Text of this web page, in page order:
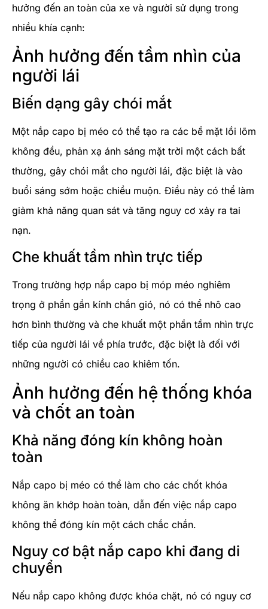
hưởng đến an toàn của xe và người sử dụng trong
nhiều khía cạnh:
Ảnh hưởng đến tầm nhìn của
người lái
Biến dạng gây chói mắt
Một nắp capo bị méo có thể tạo ra các bề mặt lồi lõm
không đều, phản xạ ánh sáng mặt trời một cách bất
thường, gây chói mắt cho người lái, đặc biệt là vào
buổi sáng sớm hoặc chiều muộn. Điều này có thể làm
giảm khả năng quan sát và tăng nguy cơ xảy ra tai
nạn.
Che khuất tầm nhìn trực tiếp
Trong trường hợp nắp capo bị móp méo nghiêm
trọng ở phần gần kính chắn gió, nó có thể nhô cao
hơn bình thường và che khuất một phần tầm nhìn trực
tiếp của người lái về phía trước, đặc biệt là đối với
những người có chiều cao khiêm tốn.
Ảnh hưởng đến hệ thống khóa
và chốt an toàn
Khả năng đóng kín không hoàn
toàn
Nắp capo bị méo có thể làm cho các chốt khóa
không ăn khớp hoàn toàn, dẫn đến việc nắp capo
không thể đóng kín một cách chắc chắn.
Nguy cơ bật nắp capo khi đang di
chuyển
Nếu nắp capo không được khóa chặt, nó có nguy cơ